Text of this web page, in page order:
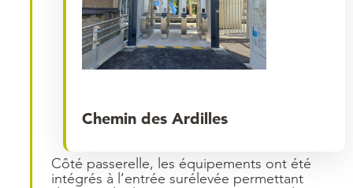
Chemin des Ardilles
Côté passerelle, les équipements ont été
intégrés à l’entrée surélevée permettant